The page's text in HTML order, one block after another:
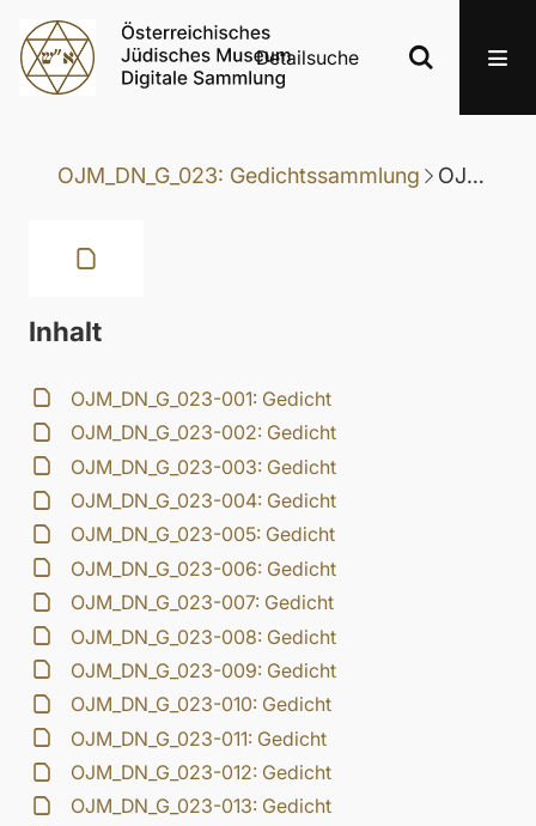
Detailsuche
OJM_DN_G_023: Gedichtssammlung OJM_DN_G_023-046: Gedicht
Inhalt
OJM_DN_G_023-001: Gedicht
OJM_DN_G_023-002: Gedicht
OJM_DN_G_023-003: Gedicht
OJM_DN_G_023-004: Gedicht
OJM_DN_G_023-005: Gedicht
OJM_DN_G_023-006: Gedicht
OJM_DN_G_023-007: Gedicht
OJM_DN_G_023-008: Gedicht
OJM_DN_G_023-009: Gedicht
OJM_DN_G_023-010: Gedicht
OJM_DN_G_023-011: Gedicht
OJM_DN_G_023-012: Gedicht
OJM_DN_G_023-013: Gedicht